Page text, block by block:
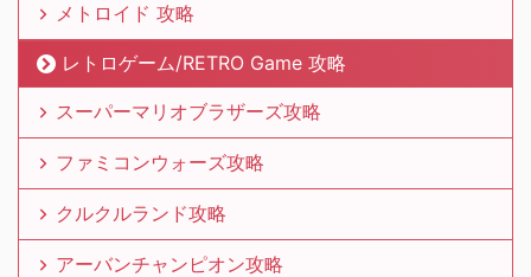
メトロイド 攻略
レトロゲーム/RETRO Game 攻略
スーパーマリオブラザーズ攻略
ファミコンウォーズ攻略
クルクルランド攻略
アーバンチャンピオン攻略